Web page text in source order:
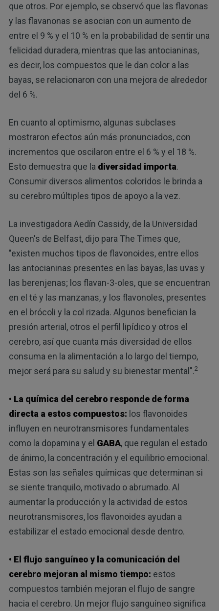
que otros. Por ejemplo, se observó que las flavonas
y las flavanonas se asocian con un aumento de
entre el 9 % y el 10 % en la probabilidad de sentir una
felicidad duradera, mientras que las antocianinas,
es decir, los compuestos que le dan color a las
bayas, se relacionaron con una mejora de alrededor
del 6 %.
En cuanto al optimismo, algunas subclases
mostraron efectos aún más pronunciados, con
incrementos que oscilaron entre el 6 % y el 18 %.
Esto demuestra que la diversidad importa.
Consumir diversos alimentos coloridos le brinda a
su cerebro múltiples tipos de apoyo a la vez.
La investigadora Aedín Cassidy, de la Universidad
Queen's de Belfast, dijo para The Times que,
"existen muchos tipos de flavonoides, entre ellos
las antocianinas presentes en las bayas, las uvas y
las berenjenas; los flavan-3-oles, que se encuentran
en el té y las manzanas, y los flavonoles, presentes
en el brócoli y la col rizada. Algunos benefician la
presión arterial, otros el perfil lipídico y otros el
cerebro, así que cuanta más diversidad de ellos
consuma en la alimentación a lo largo del tiempo,
mejor será para su salud y su bienestar mental".2
• La química del cerebro responde de forma
directa a estos compuestos: los flavonoides
influyen en neurotransmisores fundamentales
como la dopamina y el GABA, que regulan el estado
de ánimo, la concentración y el equilibrio emocional.
Estas son las señales químicas que determinan si
se siente tranquilo, motivado o abrumado. Al
aumentar la producción y la actividad de estos
neurotransmisores, los flavonoides ayudan a
estabilizar el estado emocional desde dentro.
• El flujo sanguíneo y la comunicación del
cerebro mejoran al mismo tiempo: estos
compuestos también mejoran el flujo de sangre
hacia el cerebro. Un mejor flujo sanguíneo significa